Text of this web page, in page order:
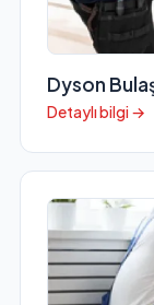
Dyson
Detaylı bilgi →